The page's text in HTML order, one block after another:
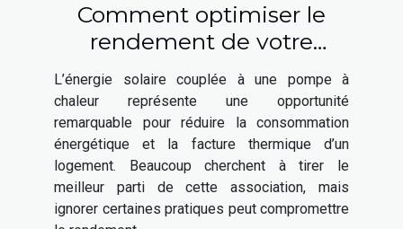
Comment optimiser le
rendement de votre
installation solaire et
pompe à chaleur ?
L’énergie solaire couplée à une pompe à
chaleur représente une opportunité
remarquable pour réduire la consommation
énergétique et la facture thermique d’un
logement. Beaucoup cherchent à tirer le
meilleur parti de cette association, mais
ignorer certaines pratiques peut compromettre